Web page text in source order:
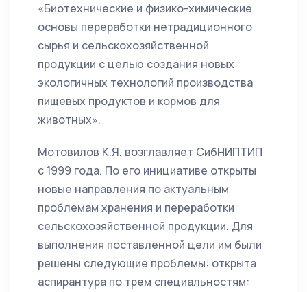
«Биотехнические и физико-химические
основы переработки нетрадиционного
сырья и сельскохозяйственной
продукции с целью создания новых
экологичных технологий производства
пищевых продуктов и кормов для
животных».
Мотовилов К.Я. возглавляет СибНИПТИП
с 1999 года. По его инициативе открыты
новые направления по актуальным
проблемам хранения и переработки
сельскохозяйственной продукции. Для
выполнения поставленной цели им были
решены следующие проблемы: открыта
аспирантура по трем специальностям: